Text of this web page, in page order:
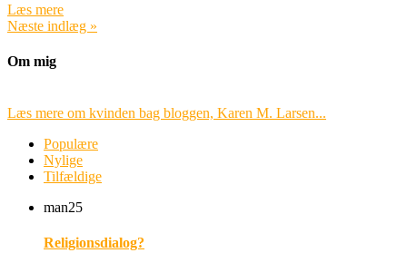
Læs mere
Næste indlæg »
Om mig
Læs mere om kvinden bag bloggen, Karen M. Larsen...
Populære
Nylige
Tilfældige
man25
Religionsdialog?